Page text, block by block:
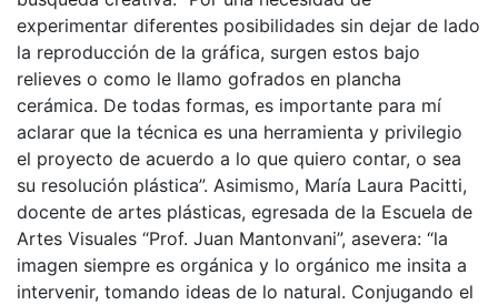
experimentar diferentes posibilidades sin dejar de lado
la reproducción de la gráfica, surgen estos bajo
relieves o como le llamo gofrados en plancha
cerámica. De todas formas, es importante para mí
aclarar que la técnica es una herramienta y privilegio
el proyecto de acuerdo a lo que quiero contar, o sea
su resolución plástica”. Asimismo, María Laura Pacitti,
docente de artes plásticas, egresada de la Escuela de
Artes Visuales “Prof. Juan Mantonvani”, asevera: “la
imagen siempre es orgánica y lo orgánico me insita a
intervenir, tomando ideas de lo natural. Conjugando el